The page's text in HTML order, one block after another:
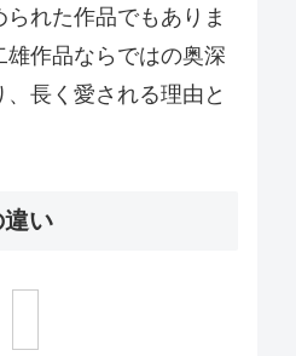
れた作品でもありま
作品ならではの奥深
長く愛される理由と
い